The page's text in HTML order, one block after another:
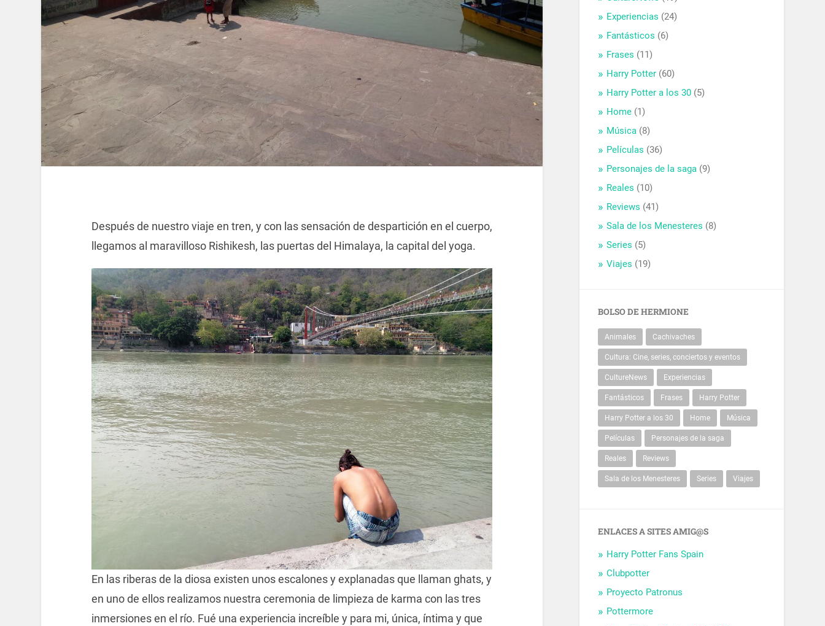
Después de nuestro viaje en tren, y con las sensación de despartición en el cuerpo,
llegamos al maravilloso Rishikesh, las puertas del Himalaya, la capital del yoga.
En las riberas de la diosa existen unos escalones y explanadas que llaman ghats, y
en uno de ellos realizamos nuestra ceremonia de limpieza de karma con las tres
inmersiones en el río. Fué una experiencia increíble y para mi, única, íntima y que
Experiencias (24)
Fantásticos (6)
Frases (11)
Harry Potter (60)
Harry Potter a los 30 (5)
Home (1)
Música (8)
Películas (36)
Personajes de la saga (9)
Reales (10)
Reviews (41)
Sala de los Menesteres (8)
Series (5)
Viajes (19)
BOLSO DE HERMIONE
Animales Cachivaches
Cultura: Cine, series, conciertos y eventos
CultureNews Experiencias
Fantásticos Frases Harry Potter
Harry Potter a los 30 Home Música
Películas Personajes de la saga
Reales Reviews
Sala de los Menesteres Series Viajes
ENLACES A SITES AMIG@S
Harry Potter Fans Spain
Clubpotter
Proyecto Patronus
Pottermore